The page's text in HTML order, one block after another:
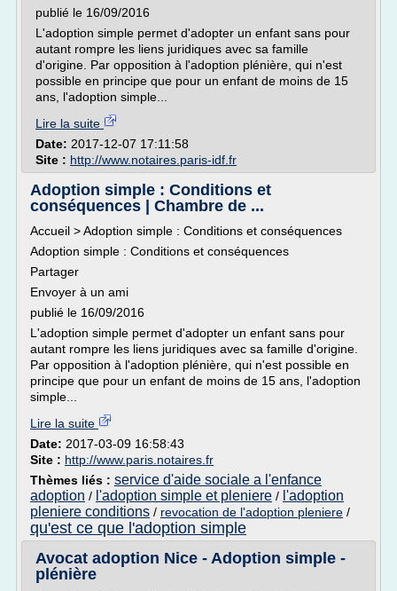
publié le 16/09/2016
L'adoption simple permet d'adopter un enfant sans pour
autant rompre les liens juridiques avec sa famille
d'origine. Par opposition à l'adoption plénière, qui n'est
possible en principe que pour un enfant de moins de 15
ans, l'adoption simple...
Lire la suite
Date: 2017-12-07 17:11:58
Site : http://www.notaires.paris-idf.fr
Adoption simple : Conditions et
conséquences | Chambre de ...
Accueil > Adoption simple : Conditions et conséquences
Adoption simple : Conditions et conséquences
Partager
Envoyer à un ami
publié le 16/09/2016
L'adoption simple permet d'adopter un enfant sans pour
autant rompre les liens juridiques avec sa famille d'origine.
Par opposition à l'adoption plénière, qui n'est possible en
principe que pour un enfant de moins de 15 ans, l'adoption
simple...
Lire la suite
Date: 2017-03-09 16:58:43
Site : http://www.paris.notaires.fr
Thèmes liés : service d'aide sociale a l'enfance
adoption / l'adoption simple et pleniere / l'adoption
pleniere conditions / revocation de l'adoption pleniere /
qu'est ce que l'adoption simple
Avocat adoption Nice - Adoption simple -
plénière